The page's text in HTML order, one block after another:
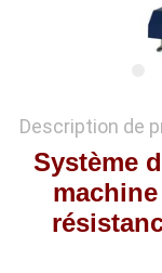
SITE
POLITIQUE
Description de
Système